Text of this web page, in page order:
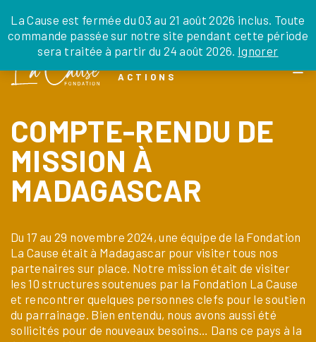
to
the
La Cause est fermée du 03 au 21 août 2026 inclus. Toute
commande passée sur notre site pendant cette période
sera traitée à partir du 24 août 2026. Ignorer
JE DONNE JE PARRAINE NOUS SOUTENIR
DEPUIS LA FRANCE
DEPUIS L’INTERNATIONAL
EN TANT QU’ORGANISATION
0 ARTICLE
ACTIONS
COMPTE-RENDU DE
MISSION À
MADAGASCAR
Du 17 au 29 novembre 2024, une équipe de la Fondation
La Cause était à Madagascar pour visiter tous nos
partenaires sur place. Notre mission était de visiter
les 10 structures soutenues par la Fondation La Cause
et rencontrer quelques personnes clefs pour le soutien
du parrainage. Bien entendu, nous avons aussi été
sollicités pour de nouveaux besoins… Dans ce pays à la